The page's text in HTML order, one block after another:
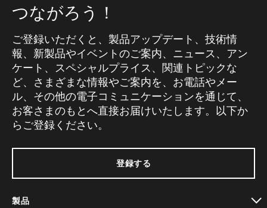
つながろう！
ご登録いただくと、製品アップデート、技術情
報、新製品やイベントのご案内、ニュース、アン
ケート、スペシャルプライス、関連トピックな
ど、さまざまな情報やご案内を、お電話やメー
ル、その他の電子コミュニケーションを通じて、
お客さまのもとへ直接お届けいたします。以下か
らご登録ください。
登録する
製品